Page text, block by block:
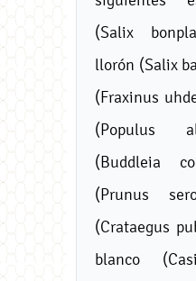
(Salix
llorón (Salix
(Fraxinus
(Populus
(Buddleia
(Prunus
(Crataegus
blanco